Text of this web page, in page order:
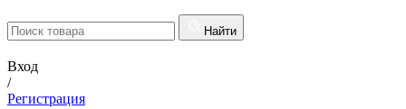
Найти
Вход
/
Регистрация